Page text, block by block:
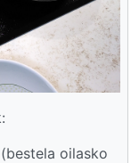
oilasko